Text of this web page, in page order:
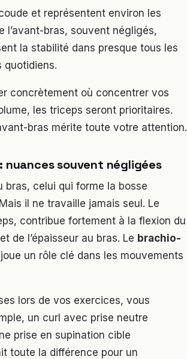
et représentent environ les
l’avant-bras, souvent négligés,
la stabilité dans presque tous les
quotidiens.
concrètement où concentrer vos
les triceps seront prioritaires.
bras mérite toute votre attention.
souvent négligées
bras, celui qui forme la bosse
il ne travaille jamais seul. Le
contribue fortement à la flexion du
de l’épaisseur au bras. Le brachio-
un rôle clé dans les mouvements
lors de vos exercices, vous
un curl avec prise neutre
prise en supination cible
toute la différence pour un